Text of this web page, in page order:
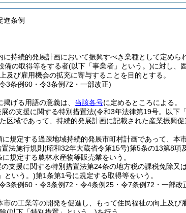
進条例
に持続的発展計画において振興すべき業種として定め
備の取得等をする者(以下「事業者」という。)に対し、
及び雇用機会の拡充に寄与することを目的とする。
3条例60・令3条例72・一部改正)
掲げる用語の意義は、 当該各号に定めるところによる。
の支援に関する特別措置法(令和3年法律第19号。以下
区域であって、持続的発展計画に記載された産業振興
規定する過疎地域持続的発展市町村計画であって、本
法施行規則 (昭和32年大蔵省令第15号)第5条の13第8項
規定する農林水産物等販売業をいう。
支援に関する特別措置法第24条の地方税の課税免除又
という。)第1条第1号に規定する取得等をいう。
3条例60・令3条例72・令4条例25・令7条例72・一部改
の工業等の開発を促進し、もって住民福祉の向上及